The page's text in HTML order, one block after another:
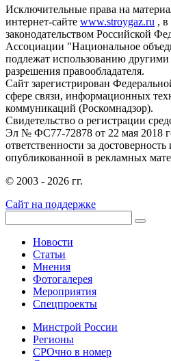
Исключительные права на
интернет-сайте www.stroygaz.ru , в
законодательством Российской
Ассоциации "Национальное
подлежат использованию
разрешения правообладателя.
Сайт зарегистрирован
сфере связи, информационных
коммуникаций (Роскомнадзор).
Свидетельство о регистрации
Эл № ФС77-72878 от 22 мая 2018
ответственности за
опубликованной в рекламных
© 2003 - 2026 гг.
Сайт на поддержке
Новости
Статьи
Мнения
Фотогалерея
Мероприятия
Спецпроекты
Минстрой России
Регионы
СРОчно в номер